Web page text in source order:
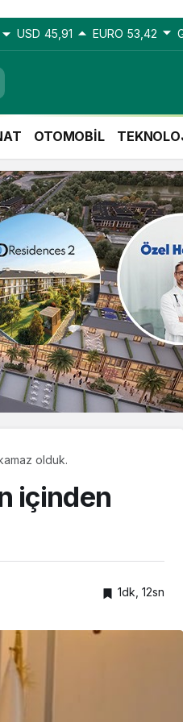
USD 45,91 EURO 53,42
OTOMOBİL
olduk.
içinden
1dk, 12sn